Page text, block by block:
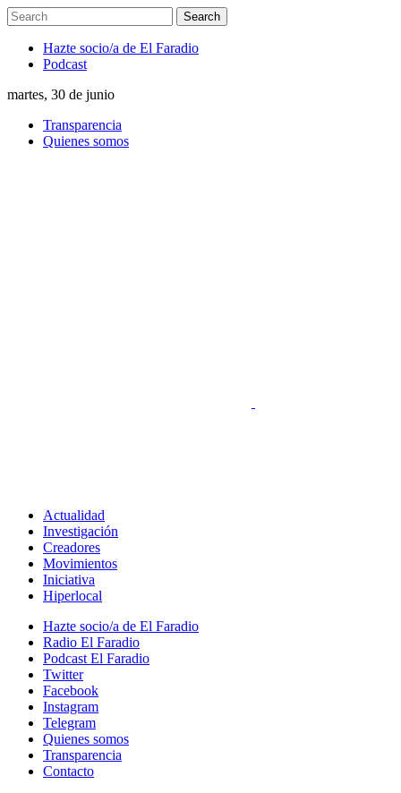
Hazte socio/a de El Faradio
Podcast
martes, 30 de junio
Transparencia
Quienes somos
Actualidad
Investigación
Creadores
Movimientos
Iniciativa
Hiperlocal
Hazte socio/a de El Faradio
Radio El Faradio
Podcast El Faradio
Twitter
Facebook
Instagram
Telegram
Quienes somos
Transparencia
Contacto